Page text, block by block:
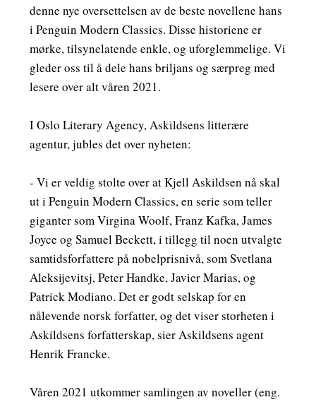
denne nye oversettelsen av de beste novellene hans
i Penguin Modern Classics. Disse historiene er
mørke, tilsynelatende enkle, og uforglemmelige. Vi
gleder oss til å dele hans briljans og særpreg med
lesere over alt våren 2021.
I Oslo Literary Agency, Askildsens litterære
agentur, jubles det over nyheten:
- Vi er veldig stolte over at Kjell Askildsen nå skal
ut i Penguin Modern Classics, en serie som teller
giganter som Virgina Woolf, Franz Kafka, James
Joyce og Samuel Beckett, i tillegg til noen utvalgte
samtidsforfattere på nobelprisnivå, som Svetlana
Aleksijevitsj, Peter Handke, Javier Marias, og
Patrick Modiano. Det er godt selskap for en
nålevende norsk forfatter, og det viser storheten i
Askildsens forfatterskap, sier Askildsens agent
Henrik Francke.
Våren 2021 utkommer samlingen av noveller (eng.